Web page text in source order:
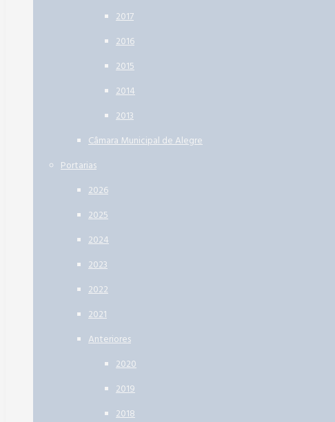
2017
2016
2015
2014
2013
Câmara Municipal de Alegre
Portarias
2026
2025
2024
2023
2022
2021
Anteriores
2020
2019
2018